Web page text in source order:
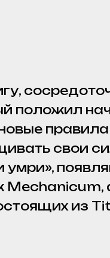
положил
свои
из